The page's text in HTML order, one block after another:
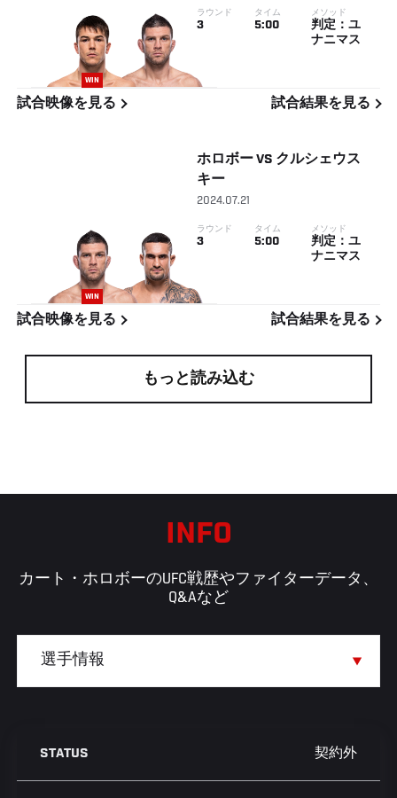
WIN
ラウンド
3
タイム
5:00
メソッド
判定：ユ
ナニマス
試合映像を見る 試合結果を見る
WIN
ホロボー VS クルシェウス
キー
2024.07.21
ラウンド
3
タイム
5:00
メソッド
判定：ユ
ナニマス
試合映像を見る 試合結果を見る
もっと読み込む
INFO
カート・ホロボーのUFC戦歴やファイターデータ、
Q&Aなど
STATUS 契約外